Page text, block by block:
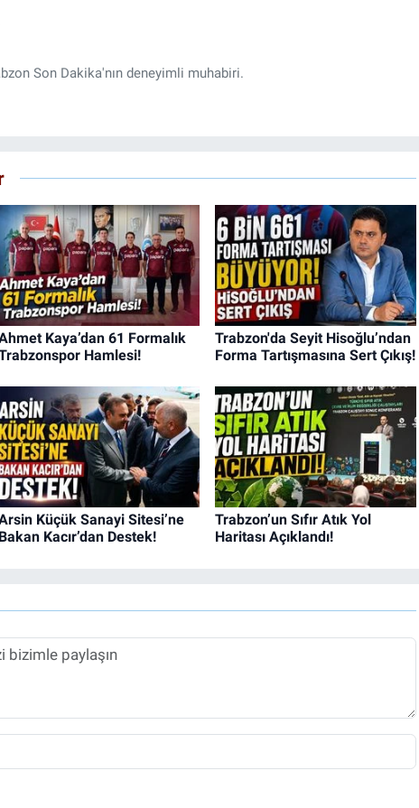
Son Dakika'nın deneyimli muhabiri.
Kaya’dan 61 Formalık
Hamlesi!
Trabzon'da Seyit Hisoğlu’ndan
Forma Tartışmasına Sert Çıkış!
Küçük Sanayi Sitesi’ne
Bakan Kacır’dan Destek!
Trabzon’un Sıfır Atık Yol
Haritası Açıklandı!